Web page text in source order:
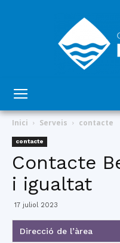
Inici Serveis contacte
contacte
Contacte
i igualtat
17 juliol 2023
Direcció de l’àrea